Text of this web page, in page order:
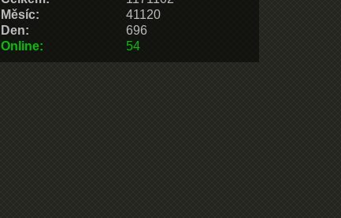
Online: 54
Měsíc:
41120
Den:
696